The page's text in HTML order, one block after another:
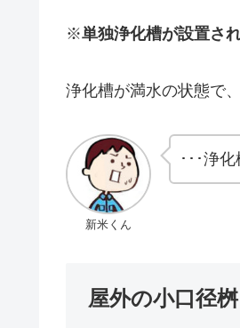
※単独浄化槽が設置さ
浄化槽が満水の状態で
新米くん
･･･浄
屋外の小口径